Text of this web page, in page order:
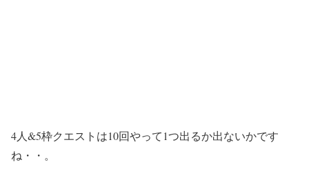
4人&5枠クエストは10回やって1つ出るか出ないかです
ね・・。